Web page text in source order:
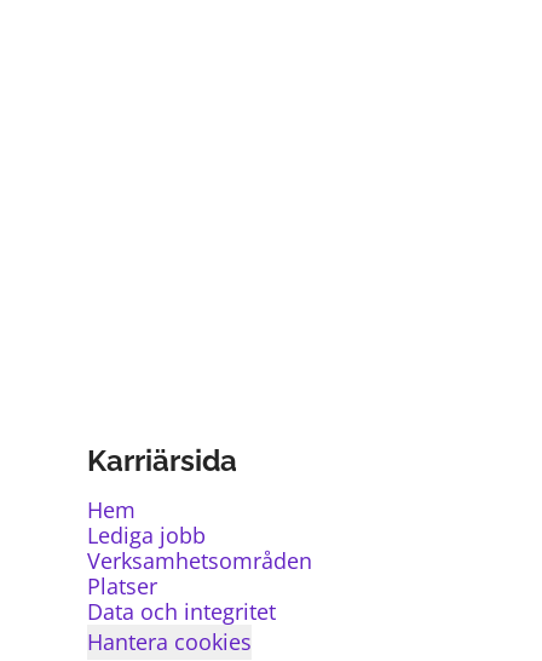
Karriärsida
Hem
Lediga jobb
Verksamhetsområden
Platser
Data och integritet
Hantera cookies